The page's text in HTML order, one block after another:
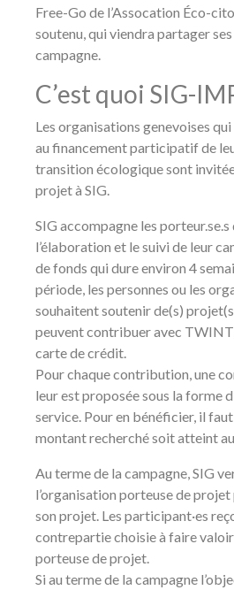
Free-Go de l’Assocation Éco-
soutenu, qui viendra partager
campagne.
C’est quoi SIG-
Les organisations genevoises
au financement participatif de
transition écologique sont
projet à SIG.
SIG accompagne les
l’élaboration et le suivi de leur
de fonds qui dure environ 4
période, les personnes ou les
souhaitent soutenir de(s)
peuvent contribuer avec
carte de crédit.
Pour chaque contribution, une
leur est proposée sous la forme
service. Pour en bénéficier, il
montant recherché soit atteint
Au terme de la campagne, SIG
l’organisation porteuse de projet
son projet. Les participant·es
contrepartie choisie à faire valoir
porteuse de projet.
Si au terme de la campagne